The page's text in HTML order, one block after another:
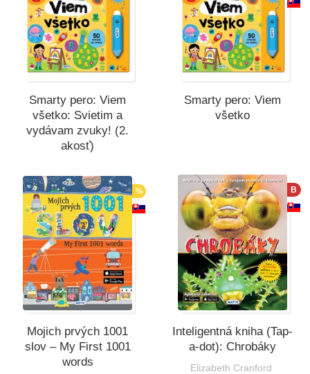
Smarty pero: Viem
všetko: Svietim a
vydávam zvuky! (2.
akosť)
Smarty pero: Viem
všetko
%
Mojich prvých 1001
slov – My First 1001
words
B
Inteligentná kniha (Tap-
a-dot): Chrobáky
Elizabeth Cranford